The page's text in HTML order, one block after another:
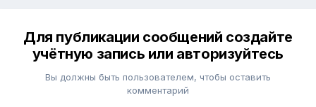
Для публикации сообщений создайте
учётную запись или авторизуйтесь
Вы должны быть пользователем, чтобы оставить
комментарий